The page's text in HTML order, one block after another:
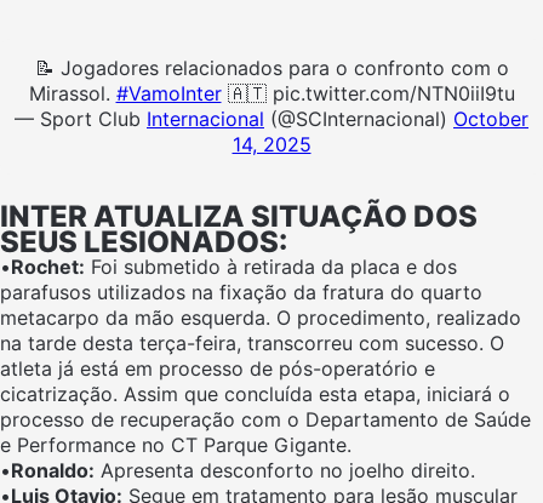
📝 Jogadores relacionados para o confronto com o
Mirassol. #VamoInter🇦🇹 pic.twitter.com/NTN0iiI9tu
— Sport Club Internacional (@SCInternacional) October
14, 2025
INTER ATUALIZA SITUAÇÃO DOS
SEUS LESIONADOS:
•Rochet: Foi submetido à retirada da placa e dos
parafusos utilizados na fixação da fratura do quarto
metacarpo da mão esquerda. O procedimento, realizado
na tarde desta terça-feira, transcorreu com sucesso. O
atleta já está em processo de pós-operatório e
cicatrização. Assim que concluída esta etapa, iniciará o
processo de recuperação com o Departamento de Saúde
e Performance no CT Parque Gigante.
•Ronaldo: Apresenta desconforto no joelho direito.
•Luis Otavio: Segue em tratamento para lesão muscular